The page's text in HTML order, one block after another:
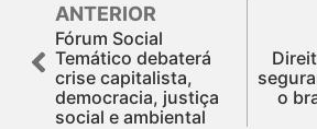
ANTERIOR
Fórum Social
Temático debaterá
crise capitalista,
democracia, justiça
social e ambiental
o